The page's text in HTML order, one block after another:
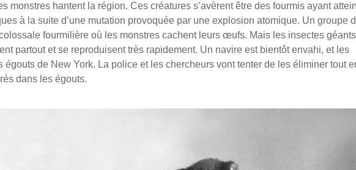
monstres hantent la région. Ces créatures s’avèrent être des fourmis ayant
à la suite d’une mutation provoquée par une explosion atomique. Un groupe
fourmilière où les monstres cachent leurs œufs. Mais les insectes
partout et se reproduisent très rapidement. Un navire est bientôt envahi, et les
égouts de New York. La police et les chercheurs vont tenter de les éliminer tout
dans les égouts.